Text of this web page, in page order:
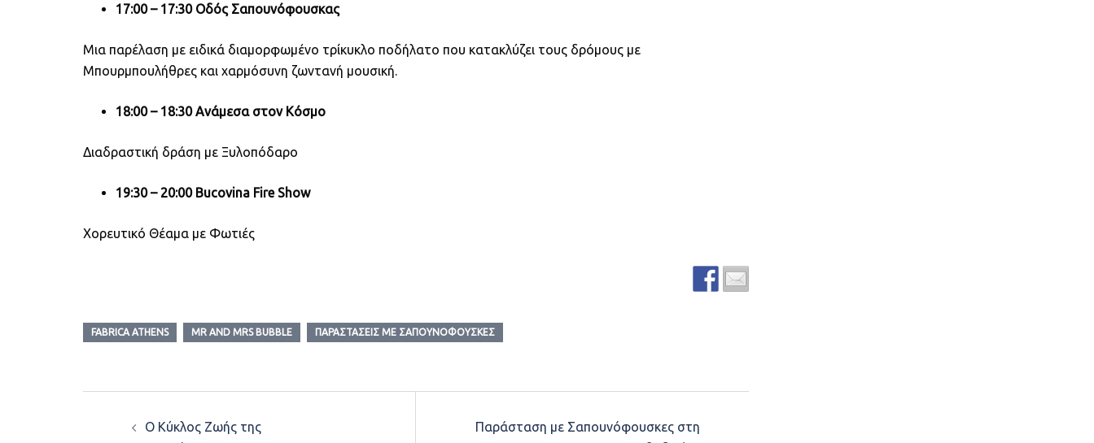
17:00 – 17:30 Οδός Σαπουνόφουσκας
Μια παρέλαση με ειδικά διαμορφωμένο τρίκυκλο ποδήλατο που κατακλύζει τους δρόμους με
Μπουρμπουλήθρες και χαρμόσυνη ζωντανή μουσική.
18:00 – 18:30 Ανάμεσα στον Κόσμο
Διαδραστική δράση με Ξυλοπόδαρο
19:30 – 20:00 Bucovina Fire Show
Χορευτικό Θέαμα με Φωτιές
FABRICA ATHENS MR AND MRS BUBBLE ΠΑΡΑΣΤΆΣΕΙΣ ΜΕ ΣΑΠΟΥΝΌΦΟΥΣΚΕΣ
Ο Κύκλος Ζωής της
Παράσταση με Σαπουνόφουσκες στη